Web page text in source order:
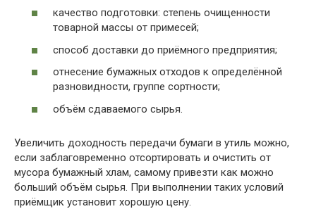
качество подготовки: степень очищенности
товарной массы от примесей;
способ доставки до приёмного предприятия;
отнесение бумажных отходов к определённой
разновидности, группе сортности;
объём сдаваемого сырья.
Увеличить доходность передачи бумаги в утиль можно,
если заблаговременно отсортировать и очистить от
мусора бумажный хлам, самому привезти как можно
больший объём сырья. При выполнении таких условий
приёмщик установит хорошую цену.